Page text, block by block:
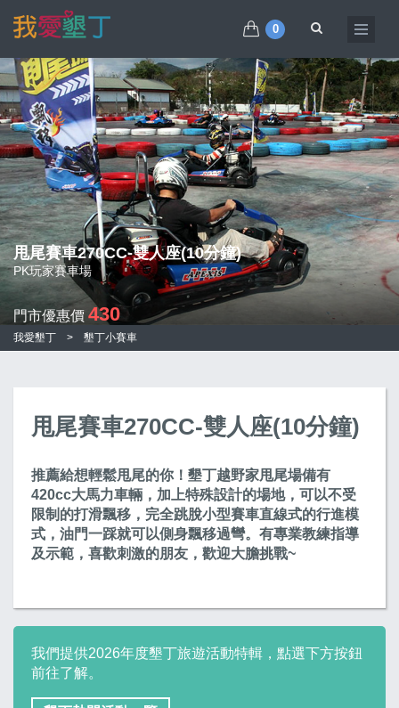
0
甩尾賽車270CC-雙人座(10分鐘)
PK玩家賽車場
門市優惠價 430
我愛墾丁 > 墾丁小賽車
甩尾賽車270CC-雙人座(10分鐘)
推薦給想輕鬆甩尾的你！墾丁越野家甩尾場備有
420cc大馬力車輛，加上特殊設計的場地，可以不受
限制的打滑飄移，完全跳脫小型賽車直線式的行進模
式，油門一踩就可以側身飄移過彎。有專業教練指導
及示範，喜歡刺激的朋友，歡迎大膽挑戰~
我們提供2026年度墾丁旅遊活動特輯，點選下方按鈕
前往了解。